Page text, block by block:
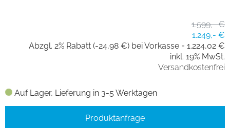
1.599,- €
1.249,- €
Abzgl. 2% Rabatt (-24,98 €) bei Vorkasse = 1.224,02 €
inkl. 19% MwSt.
Versandkostenfrei
Auf Lager, Lieferung in 3-5 Werktagen
Produktanfrage